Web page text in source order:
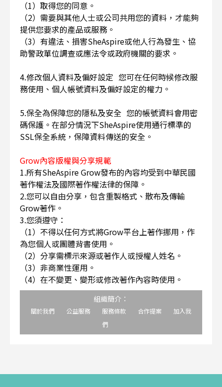
（1）取得您的同意。
（2）需要與其他人士或公司共用您的資料，才能夠
提供您要求的產品或服務。
（3）有違法、損害SheAspire或他人行為發生、協
助警政單位調查或應法令或政府機關的要求。
4.修改個人資料及偏好設定 您可在任何時候修改服
務使用、個人帳號資料及偏好設定的權力。
5.保全為保障您的隱私及安全 您的帳號資料會用密
碼保護。在部分情況下SheAspire使用通行標準的
SSL保全系統，保障資料傳送的安全。
Grow內容版權與分享規範
1.所有SheAspire Grow發布的內容均受到中華民國
著作權法及國際著作權法律的保障。
2.您可以自由分享，包含重製格式、散布及傳輸
Grow著作。
3.您須遵守：
（1）不得以任何方式將Grow平台上著作挪用，作
為您個人或團體背書使用。
（2）分享需標示來源或著作人或授權人姓名。
（3）非商業性運用。
（4）在不變更、變形或修改著作內容時使用。
組織簡介：
關於我們 公益服務 服務條款 合作提案
加入我
們